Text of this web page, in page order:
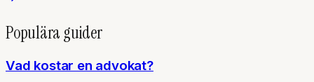
Populära guider
Vad kostar en advokat?